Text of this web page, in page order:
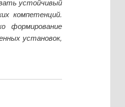
компетенций.
формирование
установок,